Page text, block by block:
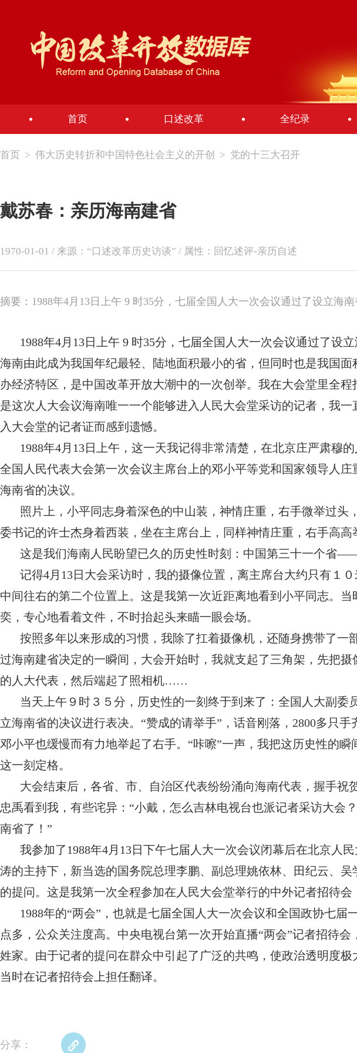
首页 口述改革 全纪录
首页 > 伟大历史转折和中国特色社会主义的开创 > 党的十三大召开
戴苏春：亲历海南建省
1970-01-01 / 来源：“口述改革历史访谈” / 属性：回忆述评-亲历自述
摘要：1988年4月13日上午 9 时35分，七届全国人大一次会议通过了设立海
1988年4月13日上午 9 时35分，七届全国人大一次会议通过了设
海南由此成为我国年纪最轻、陆地面积最小的省，但同时也是我国
办经济特区，是中国改革开放大潮中的一次创举。我在大会堂里全
是这次人大会议海南唯一一个能够进入人民大会堂采访的记者，我
入大会堂的记者证而感到遗憾。
1988年4月13日上午，这一天我记得非常清楚，在北京庄严肃穆
全国人民代表大会第一次会议主席台上的邓小平等党和国家领导人
海南省的决议。
照片上，小平同志身着深色的中山装，神情庄重，右手微举过头
委书记的许士杰身着西装，坐在主席台上，同样神情庄重，右手高高
这是我们海南人民盼望已久的历史性时刻：中国第三十一个省
记得4月13日大会采访时，我的摄像位置，离主席台大约只有１
中间往右的第二个位置上。这是我第一次近距离地看到小平同志。
奕，专心地看着文件，不时抬起头来瞄一眼会场。
按照多年以来形成的习惯，我除了扛着摄像机，还随身携带了一
过海南建省决定的一瞬间，大会开始时，我就支起了三角架，先把
的人大代表，然后端起了照相机……
当天上午９时３５分，历史性的一刻终于到来了：全国人大副委
立海南省的决议进行表决。“赞成的请举手”，话音刚落，2800多只手
邓小平也缓慢而有力地举起了右手。“咔嚓”一声，我把这历史性的
这一刻定格。
大会结束后，各省、市、自治区代表纷纷涌向海南代表，握手祝
忠禹看到我，有些诧异：“小戴，怎么吉林电视台也派记者采访大会
南省了！”
我参加了1988年4月13日下午七届人大一次会议闭幕后在北京人
涛的主持下，新当选的国务院总理李鹏、副总理姚依林、田纪云、
的提问。这是我第一次全程参加在人民大会堂举行的中外记者招待
1988年的“两会”，也就是七届全国人大一次会议和全国政协七届
点多，公众关注度高。中央电视台第一次开始直播“两会”记者招待
姓家。由于记者的提问在群众中引起了广泛的共鸣，使政治透明度
当时在记者招待会上担任翻译。
分享：